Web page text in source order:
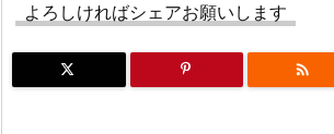
よろしければシェアお願いします
